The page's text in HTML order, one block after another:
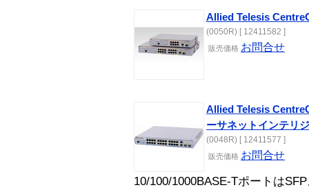
Allied Telesis
(0050R) [ 12411582 ]
販売価格 お問合せ
Allied Telesis
ーサネットインテリ
(0048R) [ 12411577 ]
販売価格 お問合せ
10/100/1000BASE-Tポートは